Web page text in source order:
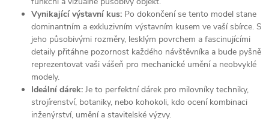
Vynikající výstavní kus: Po dokončení se tento model stane
dominantním a exkluzivním výstavním kusem ve vaší sbírce. S
jeho působivými rozměry, lesklým povrchem a fascinujícími
detaily přitáhne pozornost každého návštěvníka a bude pyšně
reprezentovat vaši vášeň pro mechanické umění a neobvyklé
modely.
Ideální dárek: Je to perfektní dárek pro milovníky techniky,
strojírenství, botaniky, nebo kohokoli, kdo ocení kombinaci
inženýrství, umění a stavitelské výzvy.